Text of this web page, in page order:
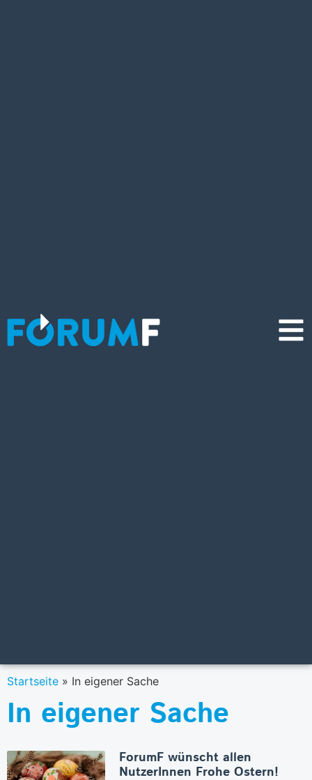
Startseite » In eigener Sache
In eigener Sache
ForumF wünscht allen
NutzerInnen Frohe Ostern!